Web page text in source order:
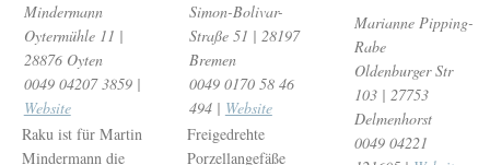
Mindermann
Oytermühle 11 |
28876 Oyten
0049 04207 3859 |
Website
Raku ist für Martin
Mindermann die
Simon-Bolivar-
Straße 51 | 28197
Bremen
0049 0170 58 46
494 | Website
Freigedrehte
Porzellangefäße
Marianne Pipping-
Rabe
Oldenburger Str
103 | 27753
Delmenhorst
0049 04221